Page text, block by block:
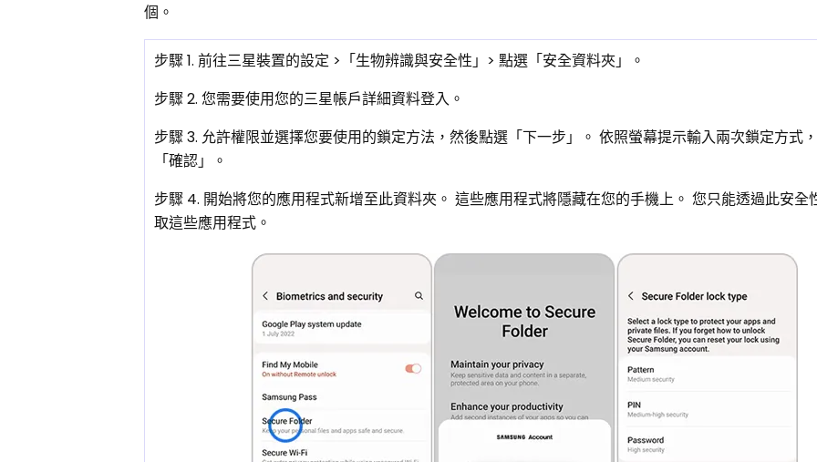
個。
步驟 1. 前往三星裝置的設定 >「生物辨識與安全性」> 點選「安全資料夾」。
步驟 2. 您需要使用您的三星帳戶詳細資料登入。
步驟 3. 允許權限並選擇您要使用的鎖定方法，然後點選「下一步」。 依照螢幕提示輸入兩次鎖定方式
「確認」。
步驟 4. 開始將您的應用程式新增至此資料夾。 這些應用程式將隱藏在您的手機上。 您只能透過此安全
取這些應用程式。